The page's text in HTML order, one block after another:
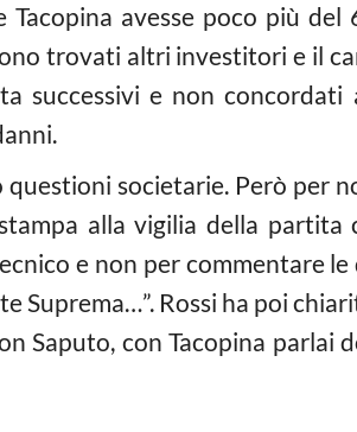
avesse poco più del
trovati altri investitori e il
successivi e non concordati
societarie. Però per
alla vigilia della partita
e non per commentare
Suprema…”. Rossi ha poi
Saputo, con Tacopina parlai